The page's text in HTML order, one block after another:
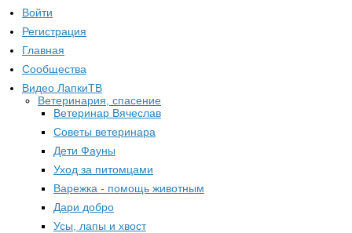
Войти
Регистрация
Главная
Сообщества
Видео ЛапкиТВ
Ветеринария, спасение
Ветеринар Вячеслав
Советы ветеринара
Дети Фауны
Уход за питомцами
Варежка - помощь животным
Дари добро
Усы, лапы и хвост